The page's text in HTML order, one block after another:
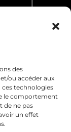
des
ou accéder aux
ces technologies
le comportement
de ne pas
un effet